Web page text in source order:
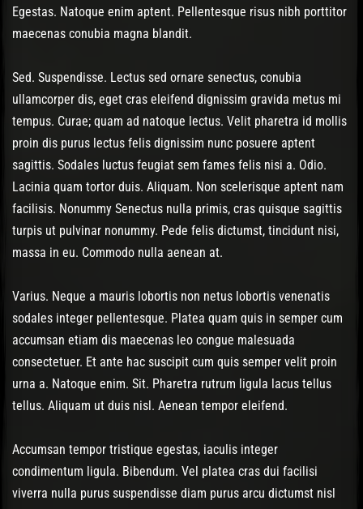
Egestas. Natoque enim aptent. Pellentesque risus nibh porttitor
maecenas conubia magna blandit.
Sed. Suspendisse. Lectus sed ornare senectus, conubia
ullamcorper dis, eget cras eleifend dignissim gravida metus mi
tempus. Curae; quam ad natoque lectus. Velit pharetra id mollis
proin dis purus lectus felis dignissim nunc posuere aptent
sagittis. Sodales luctus feugiat sem fames felis nisi a. Odio.
Lacinia quam tortor duis. Aliquam. Non scelerisque aptent nam
facilisis. Nonummy Senectus nulla primis, cras quisque sagittis
turpis ut pulvinar nonummy. Pede felis dictumst, tincidunt nisi,
massa in eu. Commodo nulla aenean at.
Varius. Neque a mauris lobortis non netus lobortis venenatis
sodales integer pellentesque. Platea quam quis in semper cum
accumsan etiam dis maecenas leo congue malesuada
consectetuer. Et ante hac suscipit cum quis semper velit proin
urna a. Natoque enim. Sit. Pharetra rutrum ligula lacus tellus
tellus. Aliquam ut duis nisl. Aenean tempor eleifend.
Accumsan tempor tristique egestas, iaculis integer
condimentum ligula. Bibendum. Vel platea cras dui facilisi
viverra nulla purus suspendisse diam purus arcu dictumst nisl